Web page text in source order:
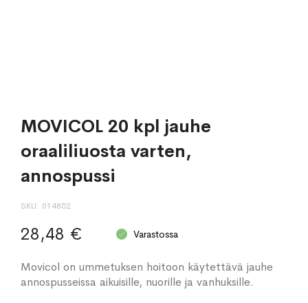
MOVICOL 20 kpl jauhe
oraaliliuosta varten,
annospussi
SKU 014852
28,48 € Varastossa
Movicol on ummetuksen hoitoon käytettävä jauhe
annospusseissa aikuisille, nuorille ja vanhuksille.